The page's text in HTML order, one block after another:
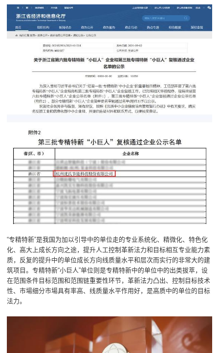
“专精特新”是我国为加以引导中的单位走的专业系统化、精微化、特色化
化、高大上成长方向之途，提升人工控制革新法力和目标相互专业能力素
质，反复的提升中的单位成长方向线质量水平和层次而实行的非常大的建
筑项目。专精特新“小巨人”单位则是专精特新中的单位中的出类拔萃，设
在范围条件目标范围和范围链重要性环节，革新法力凸出、控制目标技术
性、市場细分市場具有率高、线质量水平作用好，是高质中的单位的目标
法力。